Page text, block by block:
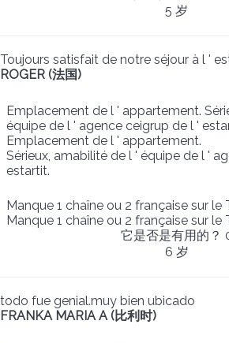
5 岁
Toujours satisfait de notre séjour à l '
ROGER (法国)
Emplacement de l ' appartement.
équipe de l ' agence ceigrup de l '
Emplacement de l ' appartement.
Sérieux, amabilité de l ' équipe de l '
estartit.
Manque 1 chaîne ou 2 française sur le
Manque 1 chaîne ou 2 française sur le
它是否是有用的？
6 岁
todo fue genial.muy bien ubicado
FRANKA MARIA A (比利时)